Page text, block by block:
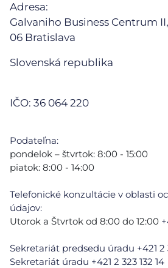
Adresa:
Galvaniho Business Centrum
06 Bratislava
Slovenská republika
IČO: 36 064 220
Podateľna:
pondelok – štvrtok: 8:00 - 15:00
piatok: 8:00 - 14:00
Telefonické konzultácie v oblasti
údajov:
Utorok a Štvrtok od 8:00 do 12:00
Sekretariát predsedu úradu +421 2
Sekretariát úradu +421 2 323 132 14